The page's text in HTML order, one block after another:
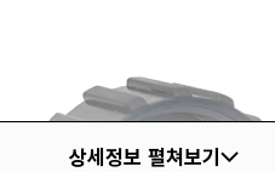
상세정보 펼쳐보기